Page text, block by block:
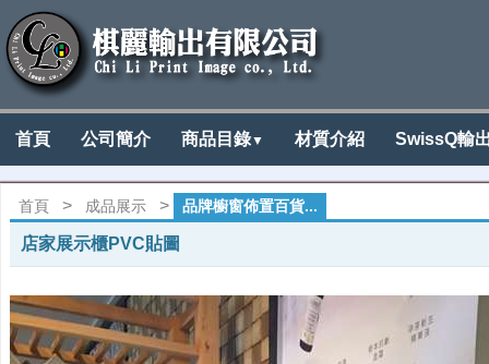
首頁 公司簡介 商品目錄▼ 材質介紹 SwissQ輸
首頁 > 成品展示 > 品牌櫥窗佈置百貨...
店家展示櫃PVC貼圖